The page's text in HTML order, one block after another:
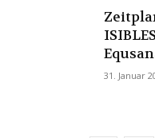
31. Januar